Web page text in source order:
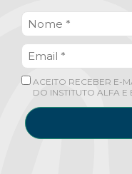
ACEITO RECEBER E-
DO INSTITUTO ALFA E